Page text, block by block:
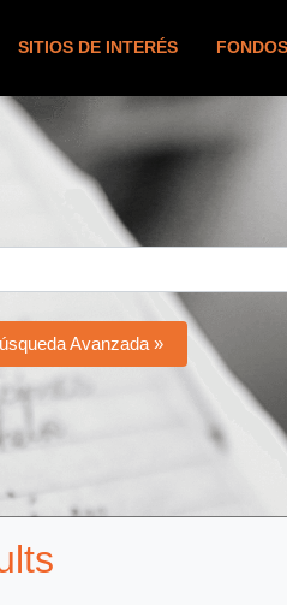
SITIOS DE INTERÉS FONDOS
Avanzada »